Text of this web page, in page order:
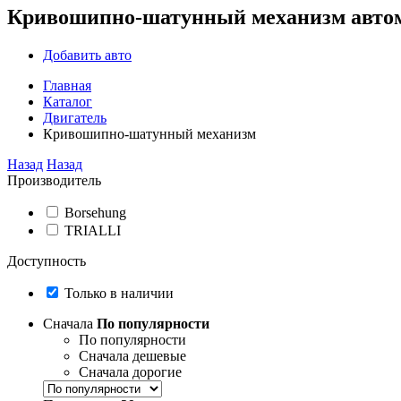
Кривошипно-шатунный механизм
Добавить авто
Главная
Каталог
Двигатель
Кривошипно-шатунный механизм
Назад Назад
Производитель
Borsehung
TRIALLI
Доступность
Только в наличии
Сначала По популярности
По популярности
Сначала дешевые
Сначала дорогие